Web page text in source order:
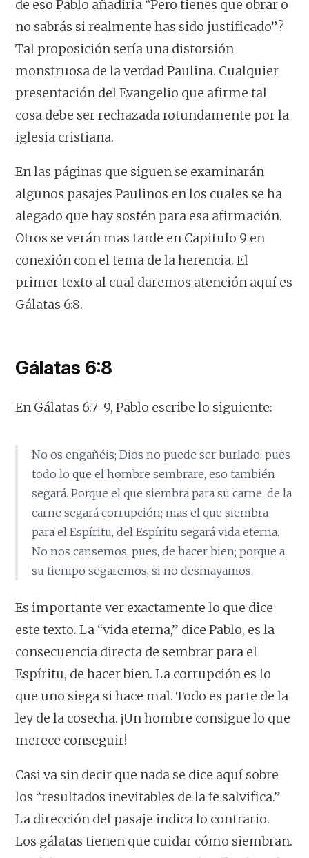
de eso Pablo añadiría “Pero tienes que obrar o
no sabrás si realmente has sido justificado”?
Tal proposición sería una distorsión
monstruosa de la verdad Paulina. Cualquier
presentación del Evangelio que afirme tal
cosa debe ser rechazada rotundamente por la
iglesia cristiana.
En las páginas que siguen se examinarán
algunos pasajes Paulinos en los cuales se ha
alegado que hay sostén para esa afirmación.
Otros se verán mas tarde en Capitulo 9 en
conexión con el tema de la herencia. El
primer texto al cual daremos atención aquí es
Gálatas 6:8.
Gálatas 6:8
En Gálatas 6:7-9, Pablo escribe lo siguiente:
No os engañéis; Dios no puede ser burlado: pues
todo lo que el hombre sembrare, eso también
segará. Porque el que siembra para su carne, de la
carne segará corrupción; mas el que siembra
para el Espíritu, del Espíritu segará vida eterna.
No nos cansemos, pues, de hacer bien; porque a
su tiempo segaremos, si no desmayamos.
Es importante ver exactamente lo que dice
este texto. La “vida eterna,” dice Pablo, es la
consecuencia directa de sembrar para el
Espíritu, de hacer bien. La corrupción es lo
que uno siega si hace mal. Todo es parte de la
ley de la cosecha. ¡Un hombre consigue lo que
merece conseguir!
Casi va sin decir que nada se dice aquí sobre
los “resultados inevitables de la fe salvifica.”
La dirección del pasaje indica lo contrario.
Los gálatas tienen que cuidar cómo siembran.